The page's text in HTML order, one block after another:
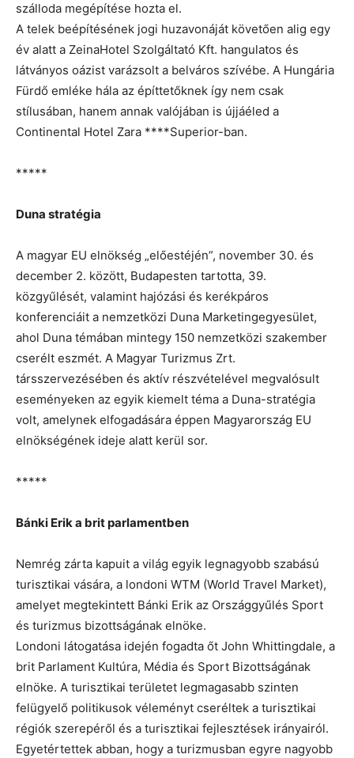
szálloda megépítése hozta el.
A telek beépítésének jogi huzavonáját követően alig egy
év alatt a ZeinaHotel Szolgáltató Kft. hangulatos és
látványos oázist varázsolt a belváros szívébe. A Hungária
Fürdő emléke hála az építtetőknek így nem csak
stílusában, hanem annak valójában is újjáéled a
Continental Hotel Zara ****Superior-ban.
*****
Duna stratégia
A magyar EU elnökség „előestéjén”, november 30. és
december 2. között, Budapesten tartotta, 39.
közgyűlését, valamint hajózási és kerékpáros
konferenciáit a nemzetközi Duna Marketingegyesület,
ahol Duna témában mintegy 150 nemzetközi szakember
cserélt eszmét. A Magyar Turizmus Zrt.
társszervezésében és aktív részvételével megvalósult
eseményeken az egyik kiemelt téma a Duna-stratégia
volt, amelynek elfogadására éppen Magyarország EU
elnökségének ideje alatt kerül sor.
*****
Bánki Erik a brit parlamentben
Nemrég zárta kapuit a világ egyik legnagyobb szabású
turisztikai vására, a londoni WTM (World Travel Market),
amelyet megtekintett Bánki Erik az Országgyűlés Sport
és turizmus bizottságának elnöke.
Londoni látogatása idején fogadta őt John Whittingdale, a
brit Parlament Kultúra, Média és Sport Bizottságának
elnöke. A turisztikai területet legmagasabb szinten
felügyelő politikusok véleményt cseréltek a turisztikai
régiók szerepéről és a turisztikai fejlesztések irányairól.
Egyetértettek abban, hogy a turizmusban egyre nagyobb